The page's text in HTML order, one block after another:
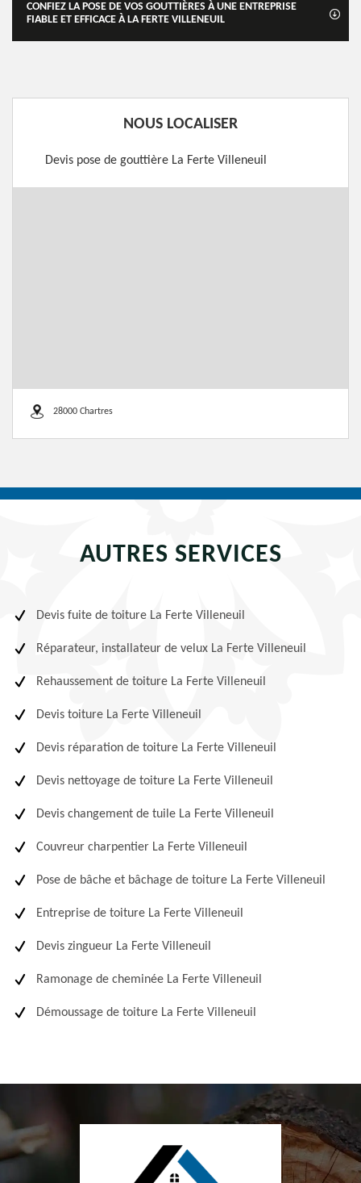
CONFIEZ LA POSE DE VOS GOUTTIÈRES À UNE ENTREPRISE
FIABLE ET EFFICACE À LA FERTE VILLENEUIL
NOUS LOCALISER
Devis pose de gouttière La Ferte Villeneuil
28000 Chartres
AUTRES SERVICES
Devis fuite de toiture La Ferte Villeneuil
Réparateur, installateur de velux La Ferte Villeneuil
Rehaussement de toiture La Ferte Villeneuil
Devis toiture La Ferte Villeneuil
Devis réparation de toiture La Ferte Villeneuil
Devis nettoyage de toiture La Ferte Villeneuil
Devis changement de tuile La Ferte Villeneuil
Couvreur charpentier La Ferte Villeneuil
Pose de bâche et bâchage de toiture La Ferte Villeneuil
Entreprise de toiture La Ferte Villeneuil
Devis zingueur La Ferte Villeneuil
Ramonage de cheminée La Ferte Villeneuil
Démoussage de toiture La Ferte Villeneuil